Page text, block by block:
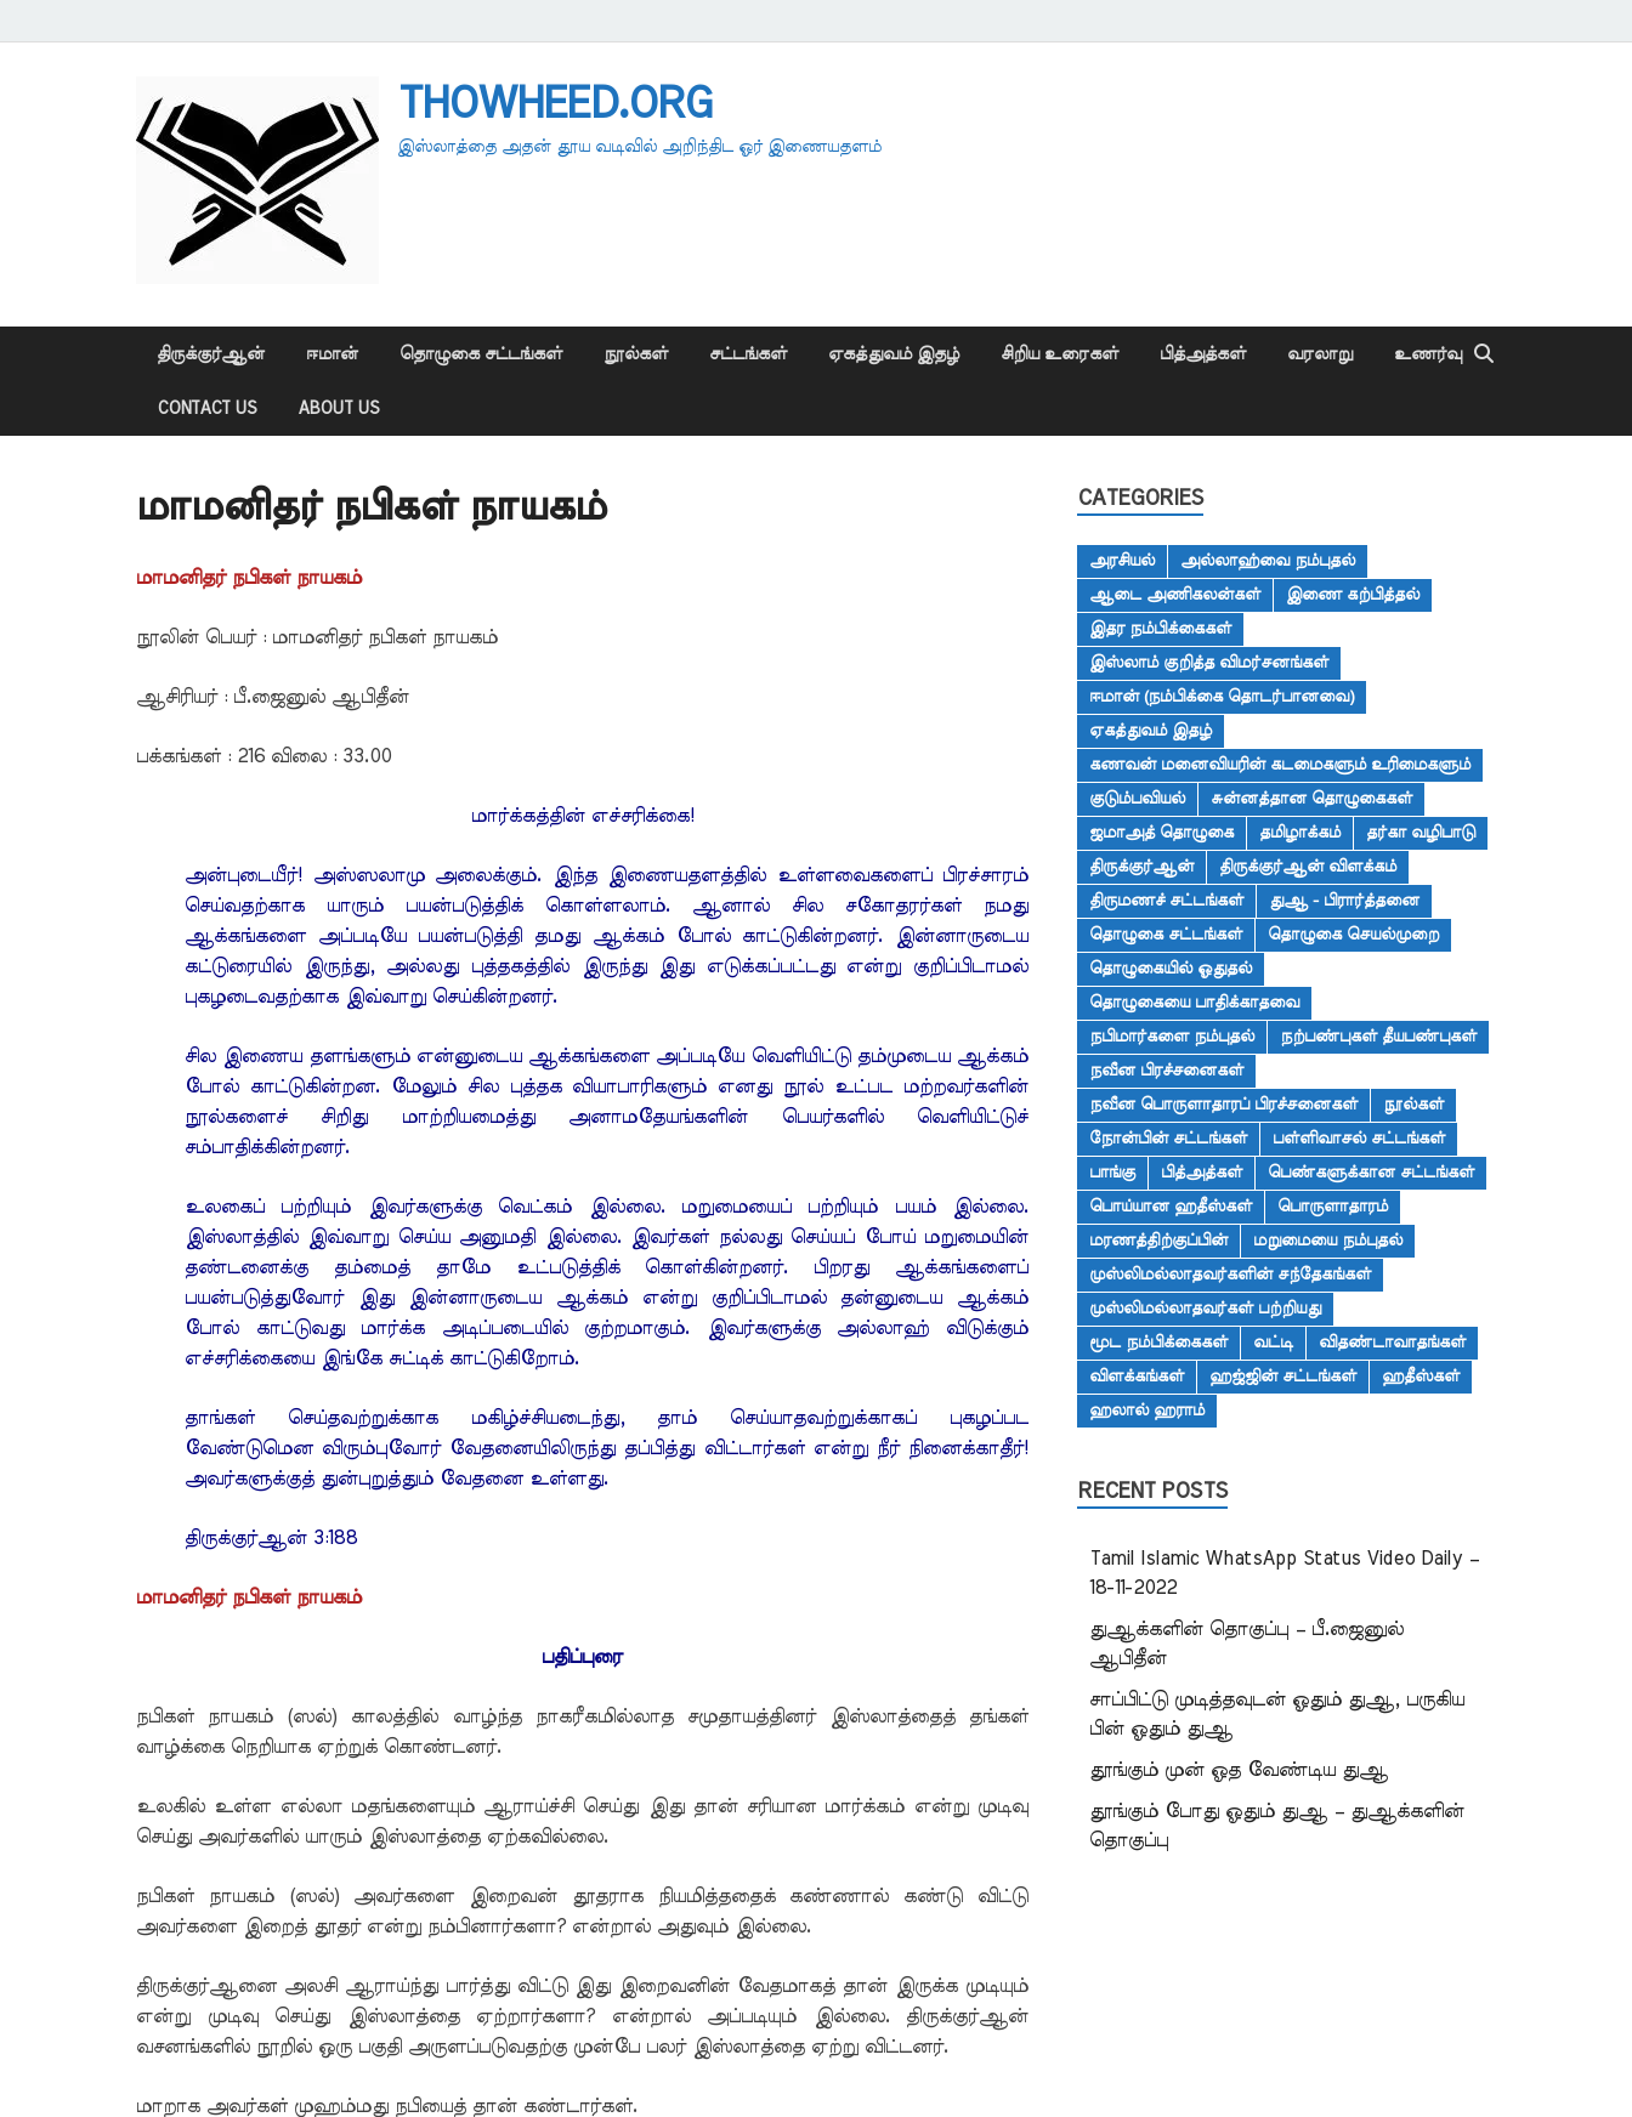
THOWHEED.ORG
இஸ்லாத்தை அதன் தூய வடிவில் அறிந்திட ஓர் இணையதளம்
திருக்குர்ஆன் ஈமான் தொழுகை சட்டங்கள் நூல்கள் சட்டங்கள் ஏகத்துவம் இதழ் சிறிய உரைகள் பித்அத்கள் வரலாறு உணர்வு
CONTACT US ABOUT US
மாமனிதர் நபிகள் நாயகம்
மாமனிதர் நபிகள் நாயகம்
நூலின் பெயர் : மாமனிதர் நபிகள் நாயகம்
ஆசிரியர் : பீ.ஜைனுல் ஆபிதீன்
பக்கங்கள் : 216 விலை : 33.00
மார்க்கத்தின் எச்சரிக்கை!
அன்புடையீர்! அஸ்ஸலாமு அலைக்கும். இந்த இணையதளத்தில் உள்ளவைகளைப் பிரச்சாரம்
செய்வதற்காக யாரும் பயன்படுத்திக் கொள்ளலாம். ஆனால் சில சகோதரர்கள் நமது
ஆக்கங்களை அப்படியே பயன்படுத்தி தமது ஆக்கம் போல் காட்டுகின்றனர். இன்னாருடைய
கட்டுரையில் இருந்து, அல்லது புத்தகத்தில் இருந்து இது எடுக்கப்பட்டது என்று குறிப்பிடாமல்
புகழடைவதற்காக இவ்வாறு செய்கின்றனர்.
சில இணைய தளங்களும் என்னுடைய ஆக்கங்களை அப்படியே வெளியிட்டு தம்முடைய ஆக்கம்
போல் காட்டுகின்றன. மேலும் சில புத்தக வியாபாரிகளும் எனது நூல் உட்பட மற்றவர்களின்
நூல்களைச் சிறிது மாற்றியமைத்து அனாமதேயங்களின் பெயர்களில் வெளியிட்டுச்
சம்பாதிக்கின்றனர்.
உலகைப் பற்றியும் இவர்களுக்கு வெட்கம் இல்லை. மறுமையைப் பற்றியும் பயம் இல்லை.
இஸ்லாத்தில் இவ்வாறு செய்ய அனுமதி இல்லை. இவர்கள் நல்லது செய்யப் போய் மறுமையின்
தண்டனைக்கு தம்மைத் தாமே உட்படுத்திக் கொள்கின்றனர். பிறரது ஆக்கங்களைப்
பயன்படுத்துவோர் இது இன்னாருடைய ஆக்கம் என்று குறிப்பிடாமல் தன்னுடைய ஆக்கம்
போல் காட்டுவது மார்க்க அடிப்படையில் குற்றமாகும். இவர்களுக்கு அல்லாஹ் விடுக்கும்
எச்சரிக்கையை இங்கே சுட்டிக் காட்டுகிறோம்.
தாங்கள் செய்தவற்றுக்காக மகிழ்ச்சியடைந்து, தாம் செய்யாதவற்றுக்காகப் புகழப்பட
வேண்டுமென விரும்புவோர் வேதனையிலிருந்து தப்பித்து விட்டார்கள் என்று நீர் நினைக்காதீர்!
அவர்களுக்குத் துன்புறுத்தும் வேதனை உள்ளது.
திருக்குர்ஆன் 3:188
மாமனிதர் நபிகள் நாயகம்
பதிப்புரை
நபிகள் நாயகம் (ஸல்) காலத்தில் வாழ்ந்த நாகரீகமில்லாத சமுதாயத்தினர் இஸ்லாத்தைத் தங்கள்
வாழ்க்கை நெறியாக ஏற்றுக் கொண்டனர்.
உலகில் உள்ள எல்லா மதங்களையும் ஆராய்ச்சி செய்து இது தான் சரியான மார்க்கம் என்று முடிவு
செய்து அவர்களில் யாரும் இஸ்லாத்தை ஏற்கவில்லை.
நபிகள் நாயகம் (ஸல்) அவர்களை இறைவன் தூதராக நியமித்ததைக் கண்ணால் கண்டு விட்டு
அவர்களை இறைத் தூதர் என்று நம்பினார்களா? என்றால் அதுவும் இல்லை.
திருக்குர்ஆனை அலசி ஆராய்ந்து பார்த்து விட்டு இது இறைவனின் வேதமாகத் தான் இருக்க முடியும்
என்று முடிவு செய்து இஸ்லாத்தை ஏற்றார்களா? என்றால் அப்படியும் இல்லை. திருக்குர்ஆன்
வசனங்களில் நூறில் ஒரு பகுதி அருளப்படுவதற்கு முன்பே பலர் இஸ்லாத்தை ஏற்று விட்டனர்.
மாறாக அவர்கள் முஹம்மது நபியைத் தான் கண்டார்கள்.
CATEGORIES
அரசியல்
அல்லாஹ்வை நம்புதல்
ஆடை அணிகலன்கள்
இணை கற்பித்தல்
இதர நம்பிக்கைகள்
இஸ்லாம் குறித்த விமர்சனங்கள்
ஈமான் (நம்பிக்கை தொடர்பானவை)
ஏகத்துவம் இதழ்
கணவன் மனைவியரின் கடமைகளும் உரிமைகளும்
குடும்பவியல்
சுன்னத்தான தொழுகைகள்
ஜமாஅத் தொழுகை
தமிழாக்கம்
தர்கா வழிபாடு
திருக்குர்ஆன்
திருக்குர்ஆன் விளக்கம்
திருமணச் சட்டங்கள்
துஆ - பிரார்த்தனை
தொழுகை சட்டங்கள்
தொழுகை செயல்முறை
தொழுகையில் ஓதுதல்
தொழுகையை பாதிக்காதவை
நபிமார்களை நம்புதல்
நற்பண்புகள் தீயபண்புகள்
நவீன பிரச்சனைகள்
நவீன பொருளாதாரப் பிரச்சனைகள்
நூல்கள்
நோன்பின் சட்டங்கள்
பள்ளிவாசல் சட்டங்கள்
பாங்கு
பித்அத்கள்
பெண்களுக்கான சட்டங்கள்
பொய்யான ஹதீஸ்கள்
பொருளாதாரம்
மரணத்திற்குப்பின்
மறுமையை நம்புதல்
முஸ்லிமல்லாதவர்களின் சந்தேகங்கள்
முஸ்லிமல்லாதவர்கள் பற்றியது
மூட நம்பிக்கைகள்
வட்டி
விதண்டாவாதங்கள்
விளக்கங்கள்
ஹஜ்ஜின் சட்டங்கள்
ஹதீஸ்கள்
ஹலால் ஹராம்
RECENT POSTS
Tamil Islamic WhatsApp Status Video Daily –
18-11-2022
துஆக்களின் தொகுப்பு – பீ.ஜைனுல்
ஆபிதீன்
சாப்பிட்டு முடித்தவுடன் ஓதும் துஆ, பருகிய
பின் ஓதும் துஆ
தூங்கும் முன் ஓத வேண்டிய துஆ
தூங்கும் போது ஓதும் துஆ – துஆக்களின்
தொகுப்பு